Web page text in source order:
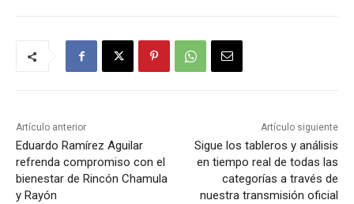
Artículo anterior
Eduardo Ramírez Aguilar
refrenda compromiso con el
bienestar de Rincón Chamula
y Rayón
Artículo siguiente
Sigue los tableros y análisis
en tiempo real de todas las
categorías a través de
nuestra transmisión oficial